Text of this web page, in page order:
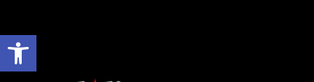
Open toolbar
to
content